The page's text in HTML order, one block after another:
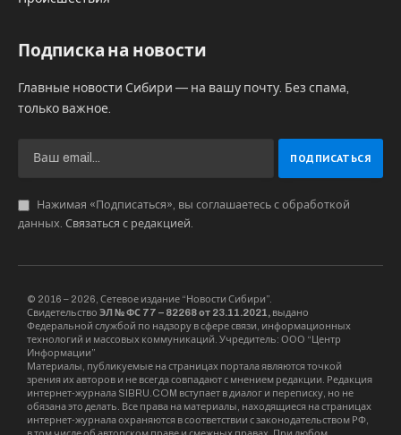
Подписка на новости
Главные новости Сибири — на вашу почту. Без спама,
только важное.
Нажимая «Подписаться», вы соглашаетесь с обработкой
данных. Связаться с редакцией.
© 2016 – 2026, Сетевое издание “Новости Сибири”.
Свидетельство ЭЛ № ФС 77 – 82268 от 23.11.2021, выдано
Федеральной службой по надзору в сфере связи, информационных
технологий и массовых коммуникаций. Учредитель: ООО “Центр
Информации”
Материалы, публикуемые на страницах портала являются точкой
зрения их авторов и не всегда совпадают с мнением редакции. Редакция
интернет-журнала SIBRU.COM вступает в диалог и переписку, но не
обязана это делать. Все права на материалы, находящиеся на страницах
интернет-журнала охраняются в соответствии с законодательством РФ,